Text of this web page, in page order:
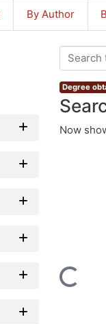
By Author
Degree
Now
Loading...